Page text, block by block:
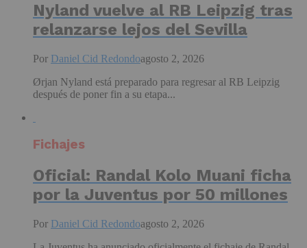
Nyland vuelve al RB Leipzig tras
relanzarse lejos del Sevilla
Por Daniel Cid Redondoagosto 2, 2026
Ørjan Nyland está preparado para regresar al RB Leipzig
después de poner fin a su etapa...
Fichajes
Oficial: Randal Kolo Muani ficha
por la Juventus por 50 millones
Por Daniel Cid Redondoagosto 2, 2026